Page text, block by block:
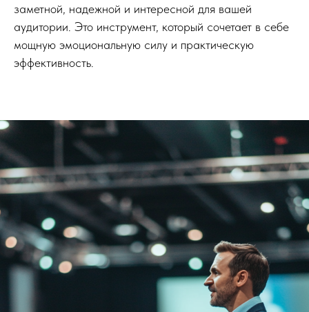
заметной, надежной и интересной для вашей
аудитории. Это инструмент, который сочетает в себе
мощную эмоциональную силу и практическую
эффективность.